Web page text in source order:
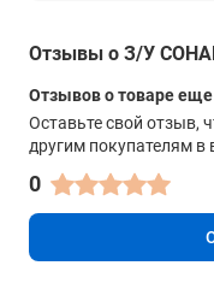
Отзывы о З/У
Отзывов о товаре еще
Оставьте свой отзыв,
другим покупателям в
0